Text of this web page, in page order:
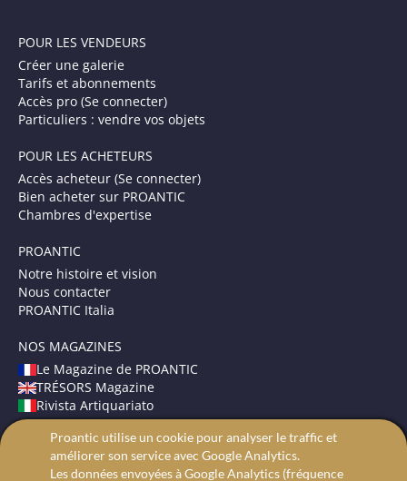
POUR LES VENDEURS
Créer une galerie
Tarifs et abonnements
Accès pro (Se connecter)
Particuliers : vendre vos objets
POUR LES ACHETEURS
Accès acheteur (Se connecter)
Bien acheter sur PROANTIC
Chambres d'expertise
PROANTIC
Notre histoire et vision
Nous contacter
PROANTIC Italia
NOS MAGAZINES
Le Magazine de PROANTIC
TRÉSORS Magazine
Rivista Artiquariato
CONDITIONS GÉNÉRALES
Mentions légales
Proantic utilise un cookie pour analyser le traffic et
améliorer son service avec Google Analytics.
Les données envoyées à Google Analytics (fréquence